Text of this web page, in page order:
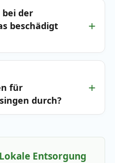
bei der
beschädigt
für
durch?
Entsorgung